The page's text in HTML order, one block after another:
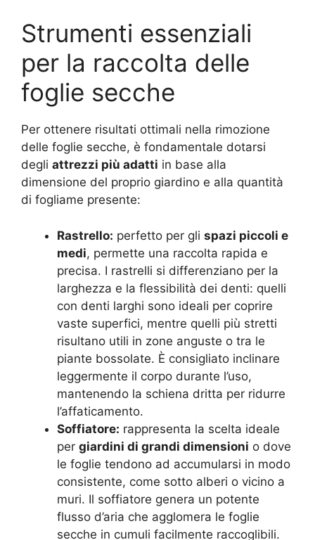
Strumenti essenziali
per la raccolta delle
foglie secche
Per ottenere risultati ottimali nella rimozione
delle foglie secche, è fondamentale dotarsi
degli attrezzi più adatti in base alla
dimensione del proprio giardino e alla quantità
di fogliame presente:
Rastrello: perfetto per gli spazi piccoli e
medi, permette una raccolta rapida e
precisa. I rastrelli si differenziano per la
larghezza e la flessibilità dei denti: quelli
con denti larghi sono ideali per coprire
vaste superfici, mentre quelli più stretti
risultano utili in zone anguste o tra le
piante bossolate. È consigliato inclinare
leggermente il corpo durante l’uso,
mantenendo la schiena dritta per ridurre
l’affaticamento.
Soffiatore: rappresenta la scelta ideale
per giardini di grandi dimensioni o dove
le foglie tendono ad accumularsi in modo
consistente, come sotto alberi o vicino a
muri. Il soffiatore genera un potente
flusso d’aria che agglomera le foglie
secche in cumuli facilmente raccoglibili.